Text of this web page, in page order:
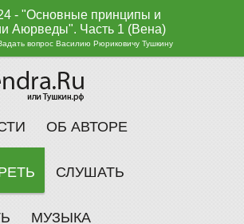
- "Основные принципы и
Аюрведы". Часть 1 (Вена)
вопрос Василию Рюриковичу Тушкину
ОБ АВТОРЕ
СЛУШАТЬ
МУЗЫКА